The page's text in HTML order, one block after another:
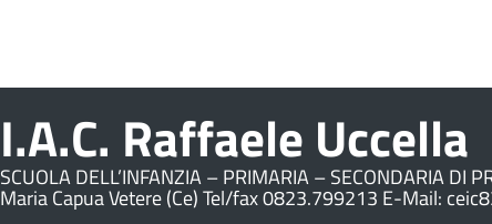
I.A.C. Raffaele Uccella
SCUOLA DELL’INFANZIA – PRIMARIA – SECONDARIA
Maria Capua Vetere (Ce) Tel/fax 0823.799213 E-Mail: